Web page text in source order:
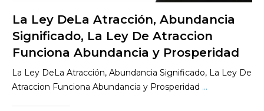
La Ley DeLa Atracción, Abundancia
Significado, La Ley De Atraccion
Funciona Abundancia y Prosperidad
La Ley DeLa Atracción, Abundancia Significado, La Ley De
Atraccion Funciona Abundancia y Prosperidad ...